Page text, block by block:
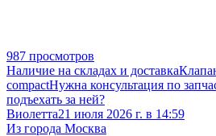
987 просмотров
Наличие на складах и доставка
compactНужна консультация по
подъехать за ней?
Виолетта21 июля 2026 г. в 14:59
Из города Москва